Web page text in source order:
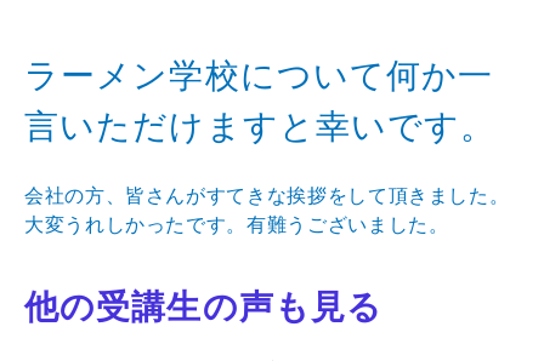
ラーメン学校について何か一
言いただけますと幸いです。
会社の方、皆さんがすてきな挨拶をして頂きました。
大変うれしかったです。有難うございました。
他の受講生の声も見る